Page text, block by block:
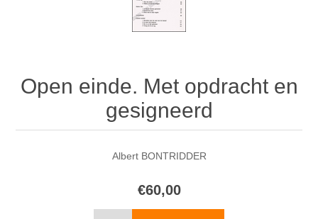
Open einde. Met opdracht en
gesigneerd
Albert BONTRIDDER
€60,00